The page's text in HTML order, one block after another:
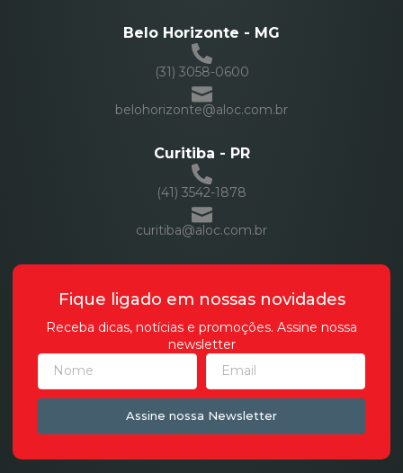
Belo Horizonte - MG
(31) 3058-0600
belohorizonte@aloc.com.br
Curitiba - PR
(41) 3542-1878
curitiba@aloc.com.br
Fique ligado em nossas novidades
Receba dicas, notícias e promoções. Assine nossa
newsletter
Assine nossa Newsletter